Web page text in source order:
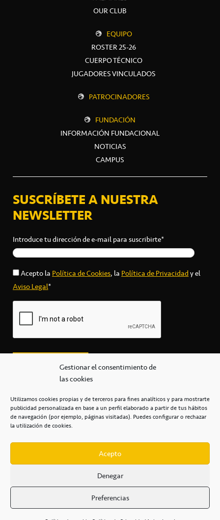
Gestionar el consentimiento de
las cookies
Utilizamos cookies propias y de terceros para fines analíticos y para mostrarte
publicidad personalizada en base a un perfil elaborado a partir de tus hábitos
de navegación (por ejemplo, páginas visitadas). Puedes configurar o rechazar
la utilización de cookies.
Acepto
Denegar
Preferencias
OUR CLUB
EQUIPO
ROSTER 25-26
CUERPO TÉCNICO
JUGADORES VINCULADOS
PATROCINADORES
FUNDACIÓN
INFORMACIÓN FUNDACIONAL
NOTICIAS
CAMPUS
SUSCRÍBETE A NUESTRA
NEWSLETTER
Introduce tu dirección de e-mail para suscribirte*
Acepto laPolítica de Cookies, laPolítica de Privacidady el
Aviso Legal*
secretaria@cbcanarias.es
+34 922 253 684
Casa del Deporte / 38108 – La Laguna
POLÍTICA DE PRIVACIDAD / POLÍTICA DE COOKIES /
AVISO LEGAL / CONDICIONES